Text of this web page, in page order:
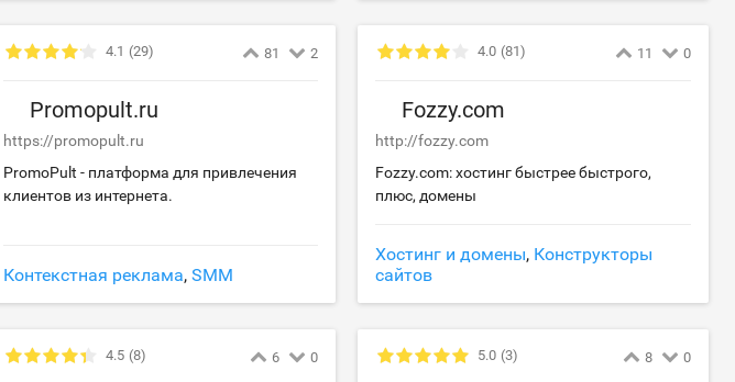
4.1 (29) 81 2
Promopult.ru
https://promopult.ru
PromoPult - платформа для привлечения
клиентов из интернета.
Контекстная реклама, SMM
4.0 (81) 11 0
Fozzy.com
http://fozzy.com
Fozzy.com: хостинг быстрее быстрого,
плюс, домены
Хостинг и домены, Конструкторы
сайтов
4.5 (8) 6 0 5.0 (3) 8 0